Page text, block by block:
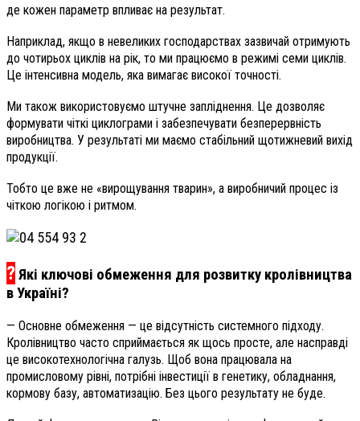
де кожен параметр впливає на результат.
Наприклад, якщо в невеликих господарствах зазвичай отримують
до чотирьох циклів на рік, то ми працюємо в режимі семи циклів.
Це інтенсивна модель, яка вимагає високої точності.
Ми також використовуємо штучне запліднення. Це дозволяє
формувати чіткі циклограми і забезпечувати безперервність
виробництва. У результаті ми маємо стабільний щотижневий вихід
продукції.
Тобто це вже не «вирощування тварин», а виробничий процес із
чіткою логікою і ритмом.
?Які ключові обмеження для розвитку кролівництва
в Україні?
— Основне обмеження — це відсутність системного підходу.
Кролівництво часто сприймається як щось просте, але насправді
це високотехнологічна галузь. Щоб вона працювала на
промисловому рівні, потрібні інвестиції в генетику, обладнання,
кормову базу, автоматизацію. Без цього результату не буде.